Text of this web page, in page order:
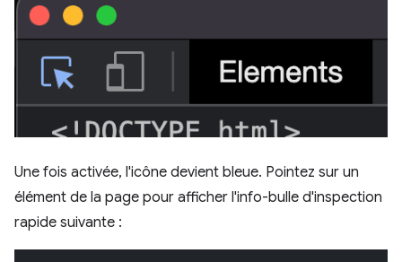
Une fois activée, l'icône devient bleue. Pointez sur un
élément de la page pour afficher l'info-bulle d'inspection
rapide suivante :